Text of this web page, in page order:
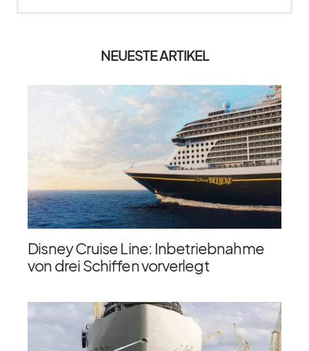
NEUESTE ARTIKEL
Disney Cruise Line: Inbetriebnahme
von drei Schiffen vorverlegt